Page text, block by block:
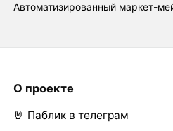
Автоматизированный маркет-
О проекте
🤘 Паблик в телеграм